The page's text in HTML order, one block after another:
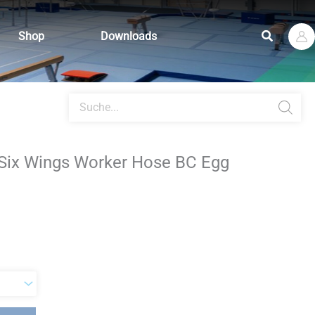
Shop Downloads Suchen
search
Wings Worker Hose BC Egg